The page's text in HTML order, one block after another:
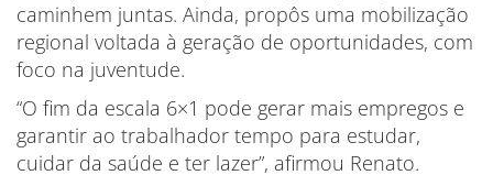
caminhem juntas. Ainda, propôs uma mobilização
regional voltada à geração de oportunidades, com
foco na juventude.
“O fim da escala 6×1 pode gerar mais empregos e
garantir ao trabalhador tempo para estudar,
cuidar da saúde e ter lazer”, afirmou Renato.